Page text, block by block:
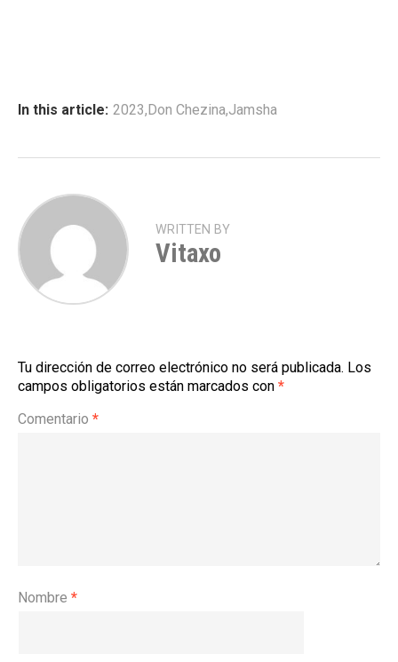
In this article: 2023,Don Chezina,Jamsha
WRITTEN BY
Vitaxo
Tu dirección de correo electrónico no será publicada. Los
campos obligatorios están marcados con *
Comentario *
Nombre *